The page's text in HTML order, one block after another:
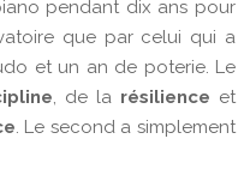
pendant dix ans pour
que par celui qui a
et un an de poterie. Le
, de la résilience et
. Le second a simplement